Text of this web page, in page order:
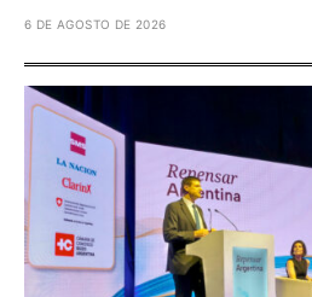
6 DE AGOSTO DE 2026